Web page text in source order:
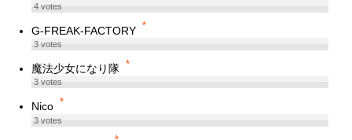
4votes
G-FREAK-FACTORY *
3votes
魔法少女になり隊 *
3votes
Nico *
3votes